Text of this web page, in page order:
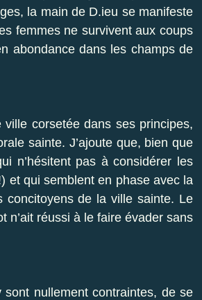
la main de D.ieu se manifeste
femmes ne survivent aux coups
abondance dans les champs de
ville corsetée dans ses principes,
sainte. J’ajoute que, bien que
n’hésitent pas à considérer les
et qui semblent en phase avec la
concitoyens de la ville sainte. Le
n’ait réussi à le faire évader sans
sont nullement contraintes, de se